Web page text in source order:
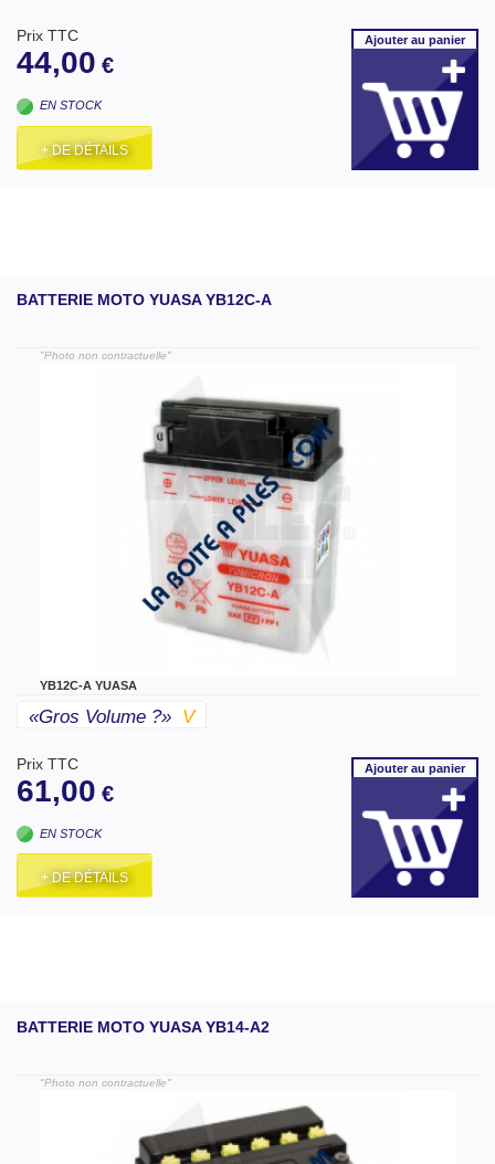
Prix TTC
44,00 €
EN STOCK
+ DE DÉTAILS
Ajouterau panier
BATTERIE MOTO YUASA YB12C-A
"Photo non contractuelle"
YB12C-A YUASA
«gros Volume ?» V
Prix TTC
61,00 €
EN STOCK
+ DE DÉTAILS
Ajouterau panier
BATTERIE MOTO YUASA YB14-A2
"Photo non contractuelle"